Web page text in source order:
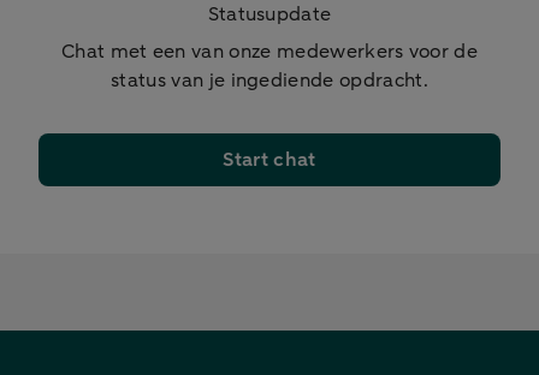
Statusupdate
Chat met een van onze medewerkers voor de
status van je ingediende opdracht.
Start chat